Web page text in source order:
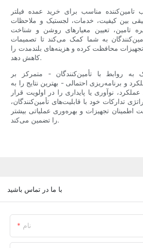
تامین‌کننده مناسب برای خرید عمده فیلتر
بین کیفیت، خدمات، لجستیک و ملاحظات
تامین، تعیین معیارهای روشن و شناخت
به شما کمک می‌کند تا تصمیمات
تجهیزات محافظت کرده و هزینه‌های بلندمدت را
کاهش دهد.
به روابط با تأمین‌کنندگان - متمرکز بر
و برنامه‌ریزی احتمالی - بهترین نتایج را به
نوآوری یا پایداری را در اولویت قرار
تدارکات خود با قابلیت‌های تأمین‌کنندگان،
اطمینان تجهیزات و بهره‌وری عملیاتی بیشتر
را تضمین می‌کند.
با ما در تماس باشید
نام